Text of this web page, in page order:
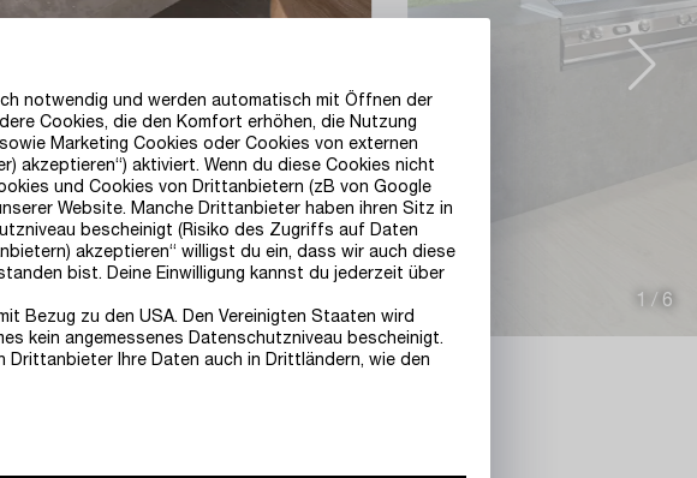
1 / 6
notwendig und werden automatisch mit Öffnen der
Cookies, die den Komfort erhöhen, die Nutzung
Marketing Cookies oder Cookies von externen
akzeptieren“) aktiviert. Wenn du diese Cookies nicht
und Cookies von Drittanbietern (zB von Google
Website. Manche Drittanbieter haben ihren Sitz in
bescheinigt (Risiko des Zugriffs auf Daten
akzeptieren“ willigst du ein, dass wir auch diese
bist. Deine Einwilligung kannst du jederzeit über
Bezug zu den USA. Den Vereinigten Staaten wird
kein angemessenes Datenschutzniveau bescheinigt.
Drittanbieter Ihre Daten auch in Drittländern, wie den